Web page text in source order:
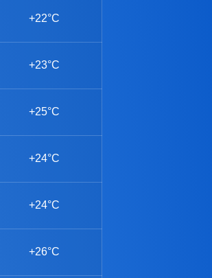
+22°C
+23°C
+25°C
+24°C
+24°C
+26°C